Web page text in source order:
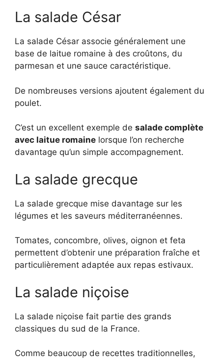
La salade César
La salade César associe généralement une
base de laitue romaine à des croûtons, du
parmesan et une sauce caractéristique.
De nombreuses versions ajoutent également du
poulet.
C’est un excellent exemple de salade complète
avec laitue romaine lorsque l’on recherche
davantage qu’un simple accompagnement.
La salade grecque
La salade grecque mise davantage sur les
légumes et les saveurs méditerranéennes.
Tomates, concombre, olives, oignon et feta
permettent d’obtenir une préparation fraîche et
particulièrement adaptée aux repas estivaux.
La salade niçoise
La salade niçoise fait partie des grands
classiques du sud de la France.
Comme beaucoup de recettes traditionnelles,